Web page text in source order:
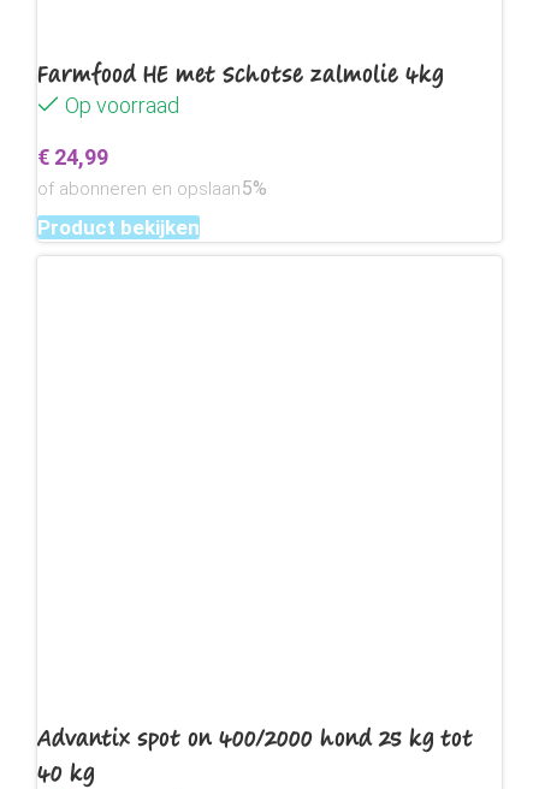
Farmfood HE met Schotse zalmolie 4kg
Op voorraad
€ 24,99
of abonneren en opslaan5%
Product bekijken
Advantix spot on 400/2000 hond 25 kg tot
40 kg